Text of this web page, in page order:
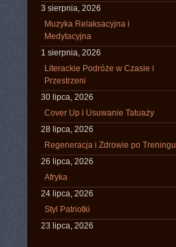
3 sierpnia, 2026
Muzyka Relaksacyjna i
Medytacyjna
1 sierpnia, 2026
Literackie Podróże w Czasie i
Przestrzeni
30 lipca, 2026
Cover Up i Usuwanie Tatuaży
28 lipca, 2026
Regeneracja i Zdrowie po Treningu
26 lipca, 2026
Afryka
24 lipca, 2026
Styl Patriotki
23 lipca, 2026